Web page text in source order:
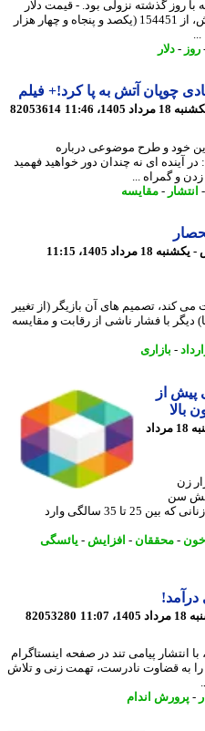
گذشته نزولی بود. - قیمت دلار
امروز قیمت دلار حواله ای امروز با افزایش، از 154451 (یکصد و پنجاه و چهار هزار
- دلار
آتش به پا کرد!+ فیلم
82053614
و طرح موضوعی درباره
ای نه چندان دور خواهید فهمید
گمراه ...
-مقایسه
کند، تصمیم های آن بازیگر (از تغییر
با فشار ناشی از رقابت و مقایسه
-بازاری
از
1 ساعت پیش - یکشنبه 18 مرداد
زن
سن
یائسگی افزایش می یابد و این ارتباط در زنانی که بین 25 تا 35 سالگی وارد
-محققان-افزایش -یائسگی
82053280
پیامی تند در صفحه اینستاگرام
قضاوت نادرست، تهمت زنی و تلاش
اندام